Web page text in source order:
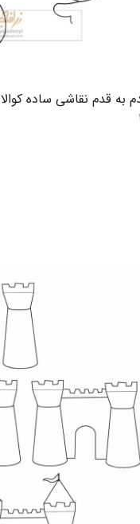
به قدم نقاشی ساده کوالا